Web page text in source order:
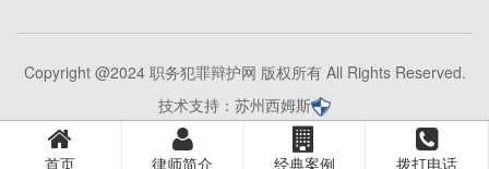
Copyright @2024 职务犯罪辩护网 版权所有 All Rights Reserved.
技术支持： 苏州西姆斯
首页 律师简介 经典案例 拨打电话